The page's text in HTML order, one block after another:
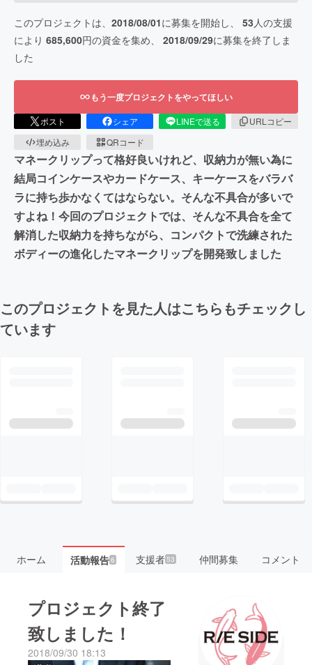
このプロジェクトは、 2018/08/01に募集を開始し、 53人の支援
により 685,600円の資金を集め、 2018/09/29に募集を終了しま
した
もう一度プロジェクトをやってほしい
ポスト シェア LINEで送る
URLコピー
埋め込み
QRコード
マネークリップって格好良いけれど、収納力が無い為に
結局コインケースやカードケース、キーケースをバラバ
ラに持ち歩かなくてはならない。そんな不具合が多いで
すよね！今回のプロジェクトでは、そんな不具合を全て
解消した収納力を持ちながら、コンパクトで洗練された
ボディーの進化したマネークリップを開発致しました
このプロジェクトを見た人はこちらもチェックし
ています
ホーム 活動報告6 支援者53 仲間募集 コメント
プロジェクト終了
致しました！
2018/09/30 18:13